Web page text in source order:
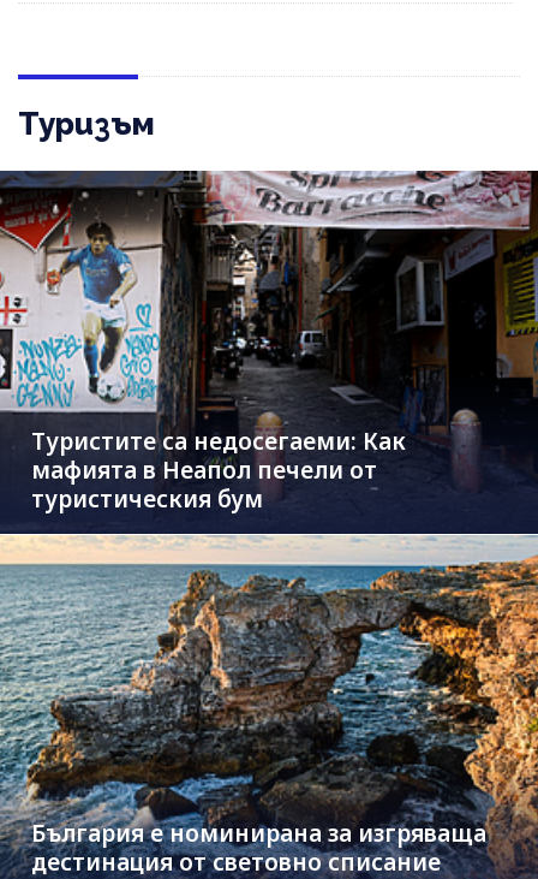
Туризъм
Туристите са недосегаеми: Как
мафията в Неапол печели от
туристическия бум
България е номинирана за изгряваща
дестинация от световно списание